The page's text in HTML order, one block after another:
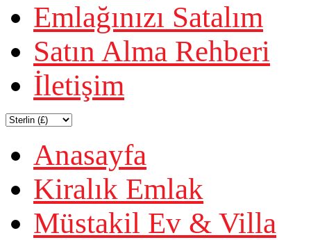
Emlağınızı Satalım
Satın Alma Rehberi
İletişim
Anasayfa
Kiralık Emlak
Müstakil Ev & Villa